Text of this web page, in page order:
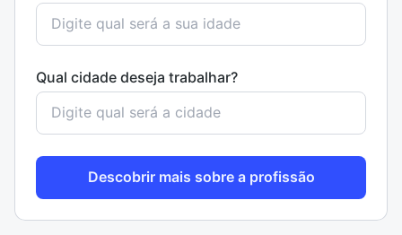
Qual cidade deseja trabalhar?
Descobrir mais sobre a profissão